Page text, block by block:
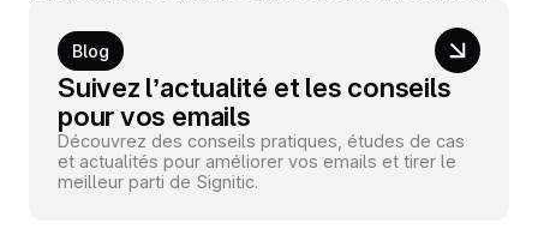
Blog
Suivez l’actualité et les conseils
pour vos emails
Découvrez des conseils pratiques, études de cas
et actualités pour améliorer vos emails et tirer le
meilleur parti de Signitic.